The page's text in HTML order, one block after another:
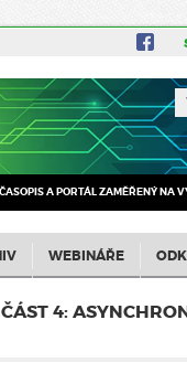
A PORTÁL ZAMĚŘENÝ NA
WEBINÁŘE
4: